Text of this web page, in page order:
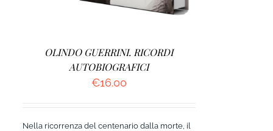
OLINDO GUERRINI. RICORDI
AUTOBIOGRAFICI
€16.00
Nella ricorrenza del centenario dalla morte, il